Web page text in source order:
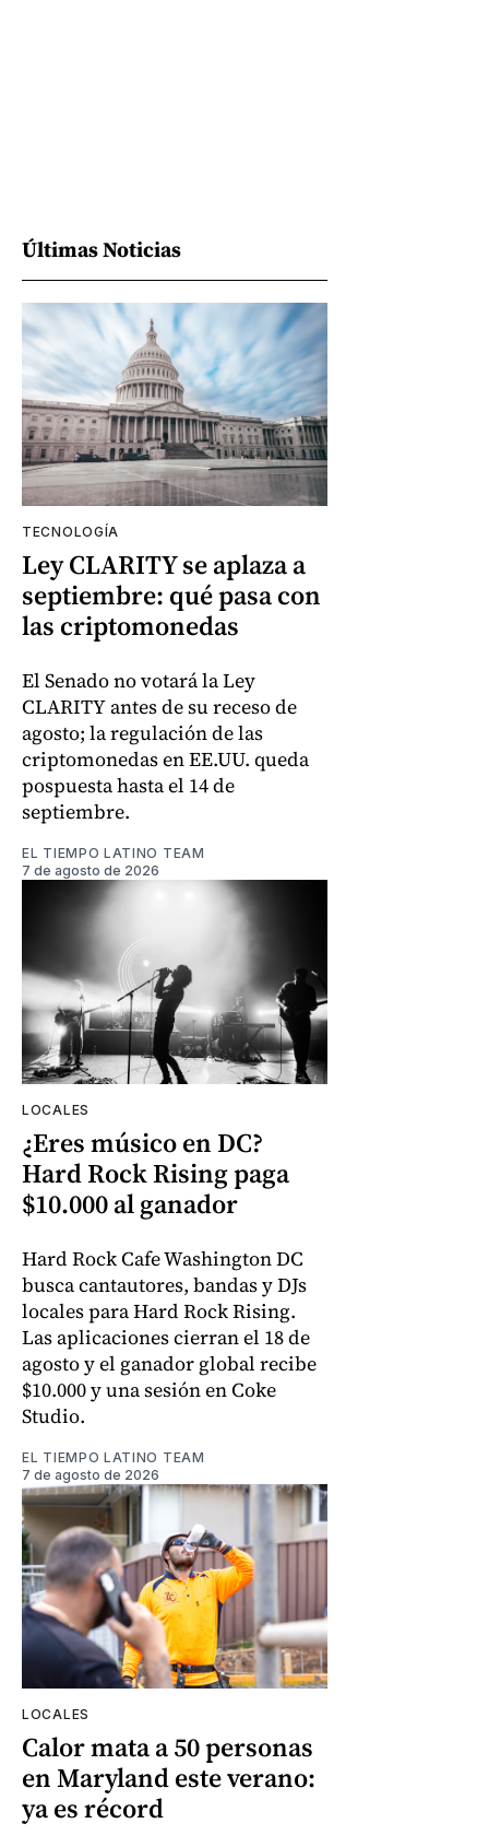
Últimas Noticias
TECNOLOGÍA
Ley CLARITY se aplaza a
septiembre: qué pasa con
las criptomonedas
El Senado no votará la Ley
CLARITY antes de su receso de
agosto; la regulación de las
criptomonedas en EE.UU. queda
pospuesta hasta el 14 de
septiembre.
EL TIEMPO LATINO TEAM
7 de agosto de 2026
LOCALES
¿Eres músico en DC?
Hard Rock Rising paga
$10.000 al ganador
Hard Rock Cafe Washington DC
busca cantautores, bandas y DJs
locales para Hard Rock Rising.
Las aplicaciones cierran el 18 de
agosto y el ganador global recibe
$10.000 y una sesión en Coke
Studio.
EL TIEMPO LATINO TEAM
7 de agosto de 2026
LOCALES
Calor mata a 50 personas
en Maryland este verano:
ya es récord